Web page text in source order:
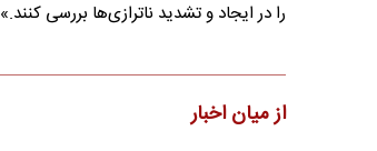
را در ایجاد و تشدید ناترازی‌ها بررسی کنند.»
از میان اخبار